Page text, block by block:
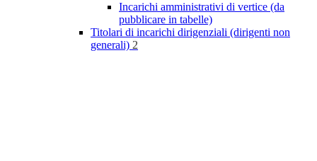
Incarichi amministrativi di vertice (da
pubblicare in tabelle)
Titolari di incarichi dirigenziali (dirigenti non
generali) 2